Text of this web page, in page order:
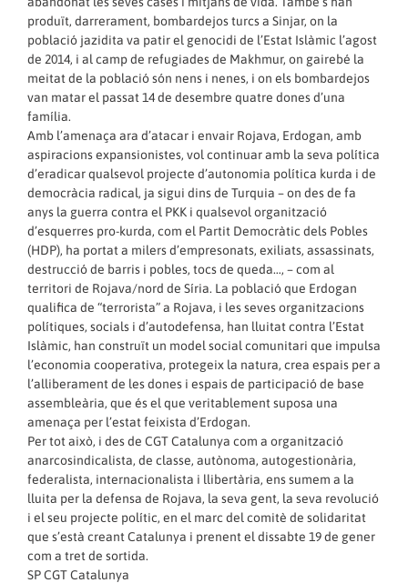
produït, darrerament, bombardejos turcs a Sinjar, on la
població jazidita va patir el genocidi de l’Estat Islàmic l’agost
de 2014, i al camp de refugiades de Makhmur, on gairebé la
meitat de la població són nens i nenes, i on els bombardejos
van matar el passat 14 de desembre quatre dones d’una
família.
Amb l’amenaça ara d’atacar i envair Rojava, Erdogan, amb
aspiracions expansionistes, vol continuar amb la seva política
d’eradicar qualsevol projecte d’autonomia política kurda i de
democràcia radical, ja sigui dins de Turquia – on des de fa
anys la guerra contra el PKK i qualsevol organització
d’esquerres pro-kurda, com el Partit Democràtic dels Pobles
(HDP), ha portat a milers d’empresonats, exiliats, assassinats,
destrucció de barris i pobles, tocs de queda…, – com al
territori de Rojava/nord de Síria. La població que Erdogan
qualifica de “terrorista” a Rojava, i les seves organitzacions
polítiques, socials i d’autodefensa, han lluitat contra l’Estat
Islàmic, han construït un model social comunitari que impulsa
l’economia cooperativa, protegeix la natura, crea espais per a
l’alliberament de les dones i espais de participació de base
assembleària, que és el que veritablement suposa una
amenaça per l’estat feixista d’Erdogan.
Per tot això, i des de CGT Catalunya com a organització
anarcosindicalista, de classe, autònoma, autogestionària,
federalista, internacionalista i llibertària, ens sumem a la
lluita per la defensa de Rojava, la seva gent, la seva revolució
i el seu projecte polític, en el marc del comitè de solidaritat
que s’està creant Catalunya i prenent el dissabte 19 de gener
com a tret de sortida.
SP CGT Catalunya